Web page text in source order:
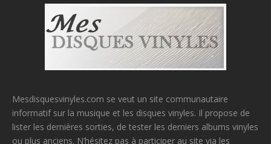
Mesdisquesvinyles.com se veut un site communautaire
informatif sur la musique et les disques vinyles. Il propose de
lister les dernières sorties, de tester les derniers albums vinyles
ou plus anciens. N’hésitez pas à participer au site via les